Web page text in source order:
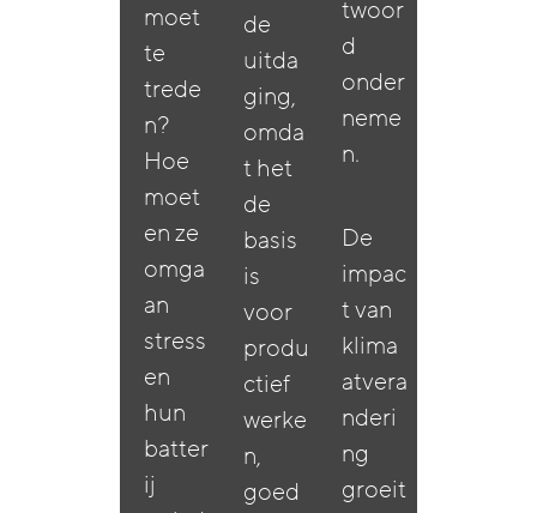
moet
te
trede
n?
Hoe
moet
en ze
omga
an
stress
en
hun
batter
ij
de
uitda
ging,
omda
t het
de
basis
is
voor
produ
ctief
werke
n,
goed
twoor
d
onder
neme
n.
De
impac
t van
klima
atvera
nderi
ng
groeit